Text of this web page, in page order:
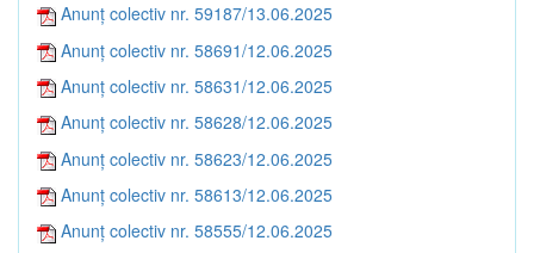
Anunț colectiv nr. 59187/13.06.2025
Anunț colectiv nr. 58691/12.06.2025
Anunț colectiv nr. 58631/12.06.2025
Anunț colectiv nr. 58628/12.06.2025
Anunț colectiv nr. 58623/12.06.2025
Anunț colectiv nr. 58613/12.06.2025
Anunț colectiv nr. 58555/12.06.2025